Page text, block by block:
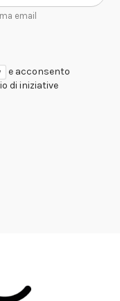
email
e acconsento
di iniziative